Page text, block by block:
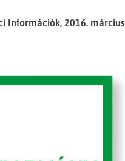
Információk, 2016. március